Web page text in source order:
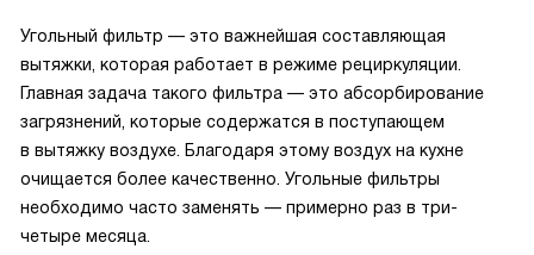
Угольный фильтр — это важнейшая составляющая
вытяжки, которая работает в режиме рециркуляции.
Главная задача такого фильтра — это абсорбирование
загрязнений, которые содержатся в поступающем
в вытяжку воздухе. Благодаря этому воздух на кухне
очищается более качественно. Угольные фильтры
необходимо часто заменять — примерно раз в три-
четыре месяца.